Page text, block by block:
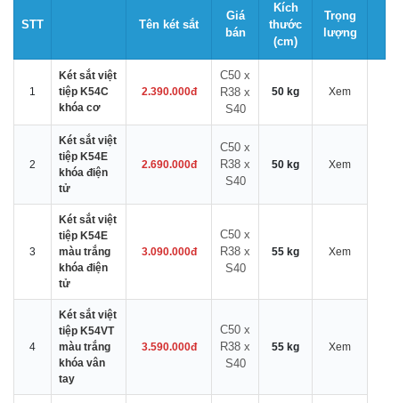
STT Tên két sắt
Giá
bán
Kích
thước
(cm)
Trọng
lượng
1
Két sắt việt
tiệp K54C
khóa cơ
2.390.000đ
C50 x
R38 x
S40
50 kg Xem
2
Két sắt việt
tiệp K54E
khóa điện
tử
2.690.000đ
C50 x
R38 x
S40
50 kg Xem
3
Két sắt việt
tiệp K54E
màu trắng
khóa điện
tử
3.090.000đ
C50 x
R38 x
S40
55 kg Xem
4
Két sắt việt
tiệp K54VT
màu trắng
khóa vân
tay
3.590.000đ
C50 x
R38 x
S40
55 kg Xem